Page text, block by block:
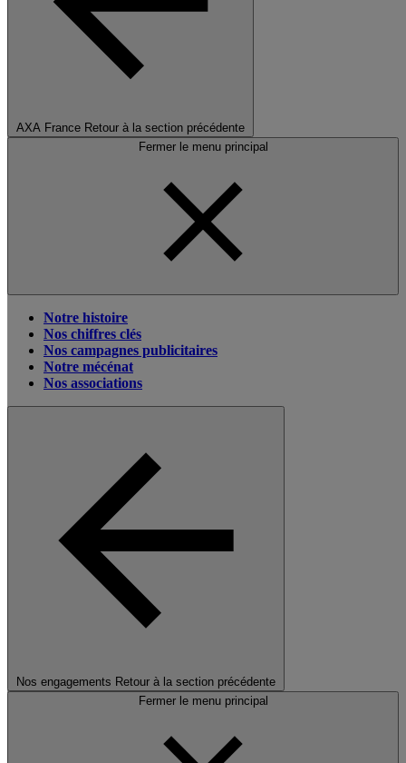
AXA France Retour à la section précédente
Fermer le menu principal
Notre histoire
Nos chiffres clés
Nos campagnes publicitaires
Notre mécénat
Nos associations
Nos engagements Retour à la section précédente
Fermer le menu principal